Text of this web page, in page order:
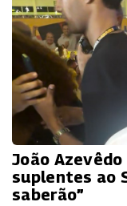
João
suplentes ao
saberão”